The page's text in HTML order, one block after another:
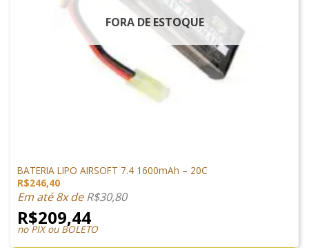
FORA DE ESTOQUE
BATERIA LIPO AIRSOFT 7.4 1600mAh – 20C
R$246,40
Em até 8x deR$30,80
R$209,44
no PIX ou BOLETO